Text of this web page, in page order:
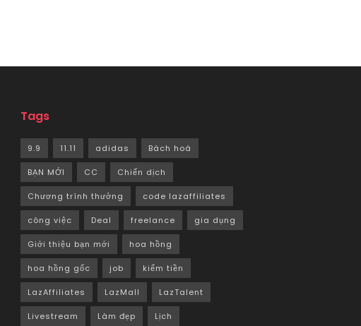
Tags
9.9 11.11 adidas Bách hoá
BẠN MỚI CC Chiến dịch
Chương trình thưởng code lazaffiliates
công việc Deal freelance gia dụng
Giới thiệu bạn mới hoa hồng
hoa hồng gốc job kiếm tiền
LazAffiliates LazMall LazTalent
Livestream Làm đẹp Lịch